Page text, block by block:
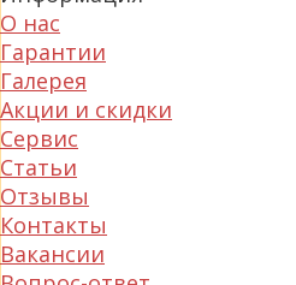
О нас
Гарантии
Галерея
Акции и скидки
Сервис
Статьи
Отзывы
Контакты
Вакансии